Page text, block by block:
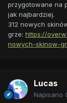
przygotowane na
jak najbardziej.
312 nowych
grze: https://
nowych-skinow-
Lucas
Napisano